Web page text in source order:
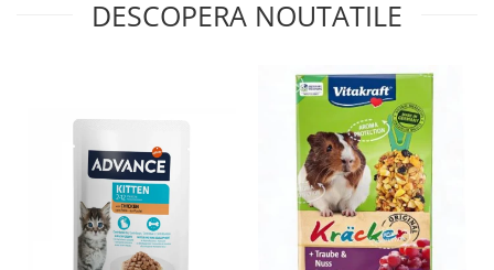
DESCOPERA NOUTATILE